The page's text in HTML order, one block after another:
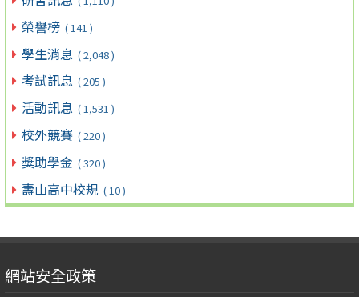
榮譽榜 ( 141 )
學生消息 ( 2,048 )
考試訊息 ( 205 )
活動訊息 ( 1,531 )
校外競賽 ( 220 )
獎助學金 ( 320 )
壽山高中校規 ( 10 )
網站安全政策